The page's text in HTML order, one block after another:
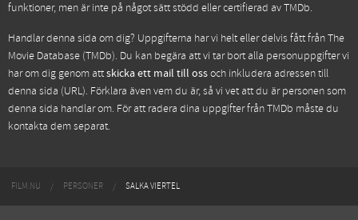
funktioner, men är inte på något sätt stödd eller certifierad av TMDb.
Handlar denna sida om dig? Uppgifterna har vi helt eller delvis fått frånThe
Movie Database (TMDb). Du kan begära att vi tar bort alla personuppgifter vi
har om dig genom attskicka ett mail till ossoch inkludera adressen till
denna sida (URL). Förklara även vem du är, så vi vet att du är personen som
denna sida handlar om. För att radera dina uppgifter från TMDb måste du
kontakta dem separat.
FILM.NU PERSONER SALKA VIERTEL